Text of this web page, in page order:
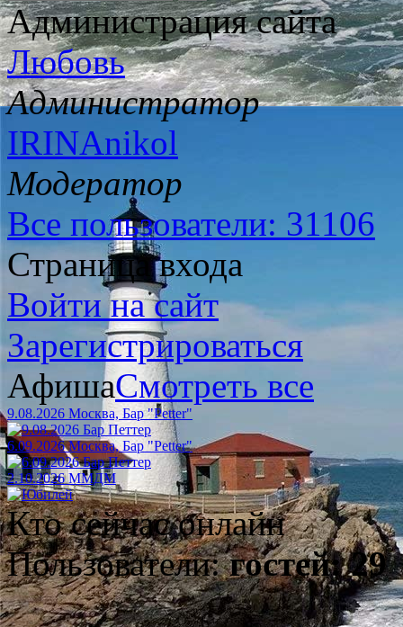
Администрация сайта
Любовь
Администратор
IRINAnikol
Модератор
Все пользователи: 31106
Страница входа
Войти на сайт
Зарегистрироваться
АфишаСмотреть все
9.08.2026 Москва, Бар "Petter"
6.09.2026 Москва, Бар "Petter"
2.10.2026 ММДМ
Кто сейчас онлайн
Пользователи:гостей: 29